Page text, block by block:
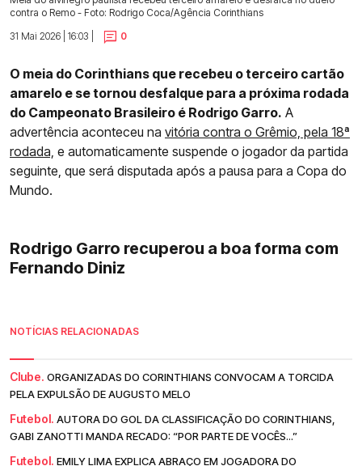
contra o Remo - Foto: Rodrigo Coca/Agência Corinthians
31 Mai 2026 | 16:03 |
0
O meia do Corinthians que recebeu o terceiro cartão
amarelo e se tornou desfalque para a próxima rodada
do Campeonato Brasileiro é Rodrigo Garro. A
advertência aconteceu na vitória contra o Grêmio, pela 18ª
rodada, e automaticamente suspende o jogador da partida
seguinte, que será disputada após a pausa para a Copa do
Mundo.
Rodrigo Garro recuperou a boa forma com
Fernando Diniz
NOTÍCIAS RELACIONADAS
Clube. ORGANIZADAS DO CORINTHIANS CONVOCAM A TORCIDA
PELA EXPULSÃO DE AUGUSTO MELO
Futebol. AUTORA DO GOL DA CLASSIFICAÇÃO DO CORINTHIANS,
GABI ZANOTTI MANDA RECADO: “POR PARTE DE VOCÊS...”
Futebol. EMILY LIMA EXPLICA ABRAÇO EM JOGADORA DO